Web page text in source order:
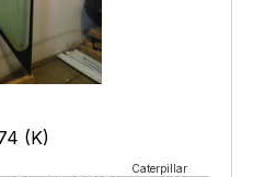
(K)
Caterpillar